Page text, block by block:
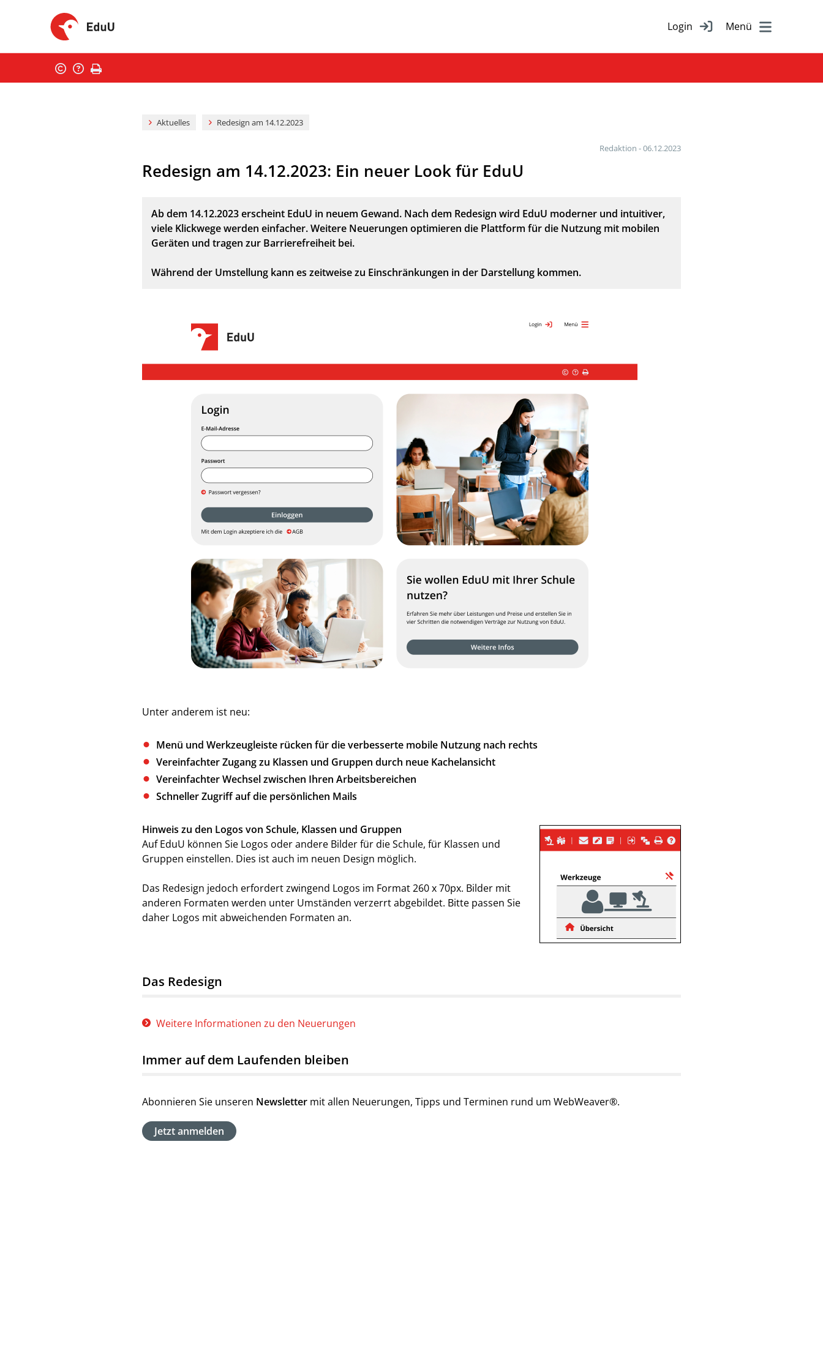
Login
Aktuelles Redesign am 14.12.2023
Redaktion - 06.12.2023
Redesign am 14.12.2023: Ein neuer Look für EduU
Ab dem 14.12.2023 erscheint EduU in neuem Gewand. Nach dem Redesign wird EduU moderner und intuitiver,
viele Klickwege werden einfacher. Weitere Neuerungen optimieren die Plattform für die Nutzung mit mobilen
Geräten und tragen zur Barrierefreiheit bei.
Während der Umstellung kann es zeitweise zu Einschränkungen in der Darstellung kommen.
Unter anderem ist neu:
Menü und Werkzeugleiste rücken für die verbesserte mobile Nutzung nach rechts
Vereinfachter Zugang zu Klassen und Gruppen durch neue Kachelansicht
Vereinfachter Wechsel zwischen Ihren Arbeitsbereichen
Schneller Zugriff auf die persönlichen Mails
Hinweis zu den Logos von Schule, Klassen und Gruppen
Auf EduU können Sie Logos oder andere Bilder für die Schule, für Klassen und
Gruppen einstellen. Dies ist auch im neuen Design möglich.
Das Redesign jedoch erfordert zwingend Logos im Format 260 x 70px. Bilder mit
anderen Formaten werden unter Umständen verzerrt abgebildet. Bitte passen Sie
daher Logos mit abweichenden Formaten an.
Das Redesign
Weitere Informationen zu den Neuerungen
Immer auf dem Laufenden bleiben
Abonnieren Sie unseren Newsletter mit allen Neuerungen, Tipps und Terminen rund um WebWeaver®.
Jetzt anmelden